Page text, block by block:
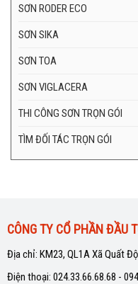
SƠN RODER ECO
SƠN SIKA
SƠN TOA
SƠN VIGLACERA
THI CÔNG SƠN TRỌN GÓI
TÌM ĐỐI TÁC TRỌN GÓI
CÔNG TY CỔ PHẦN ĐẦU
Địa chỉ: KM23, QL1A Xã Quất
Điện thoại: 024.33.66.68.68 -